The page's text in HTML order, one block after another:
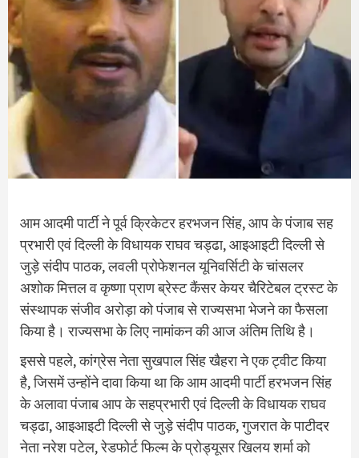
आम आदमी पार्टी ने पूर्व क्रिकेटर हरभजन सिंह, आप के पंजाब सह
प्रभारी एवं दिल्ली के विधायक राघव चड्ढा, आइआइटी दिल्ली से
जुड़े संदीप पाठक, लवली प्रोफेशनल यूनिवर्सिटी के चांसलर
अशोक मित्तल व कृष्णा प्राण ब्रेस्ट कैंसर केयर चैरिटेबल ट्रस्ट के
संस्थापक संजीव अरोड़ा को पंजाब से राज्यसभा भेजने का फैसला
किया है। राज्यसभा के लिए नामांकन की आज अंतिम तिथि है।
इससे पहले, कांग्रेस नेता सुखपाल सिंह खैहरा ने एक ट्वीट किया
है, जिसमें उन्होंने दावा किया था कि आम आदमी पार्टी हरभजन सिंह
के अलावा पंजाब आप के सहप्रभारी एवं दिल्ली के विधायक राघव
चड्ढा, आइआइटी दिल्ली से जुड़े संदीप पाठक, गुजरात के पाटीदर
नेता नरेश पटेल, रेडफोर्ट फिल्म के प्रोड्यूसर खिलय शर्मा को